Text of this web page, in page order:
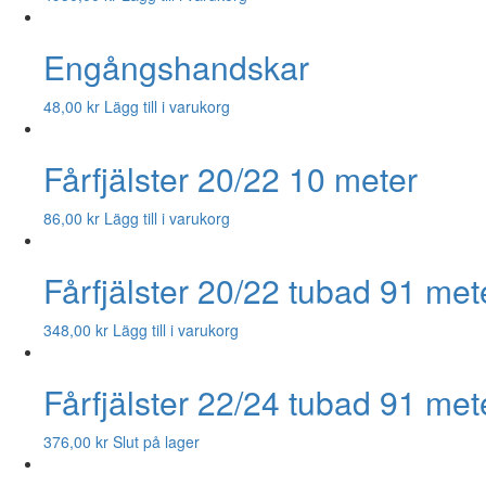
Engångshandskar
48,00 kr Lägg till i varukorg
Fårfjälster 20/22 10 meter
86,00 kr Lägg till i varukorg
Fårfjälster 20/22 tubad 91
348,00 kr Lägg till i varukorg
Fårfjälster 22/24 tubad 91
376,00 kr Slut på lager